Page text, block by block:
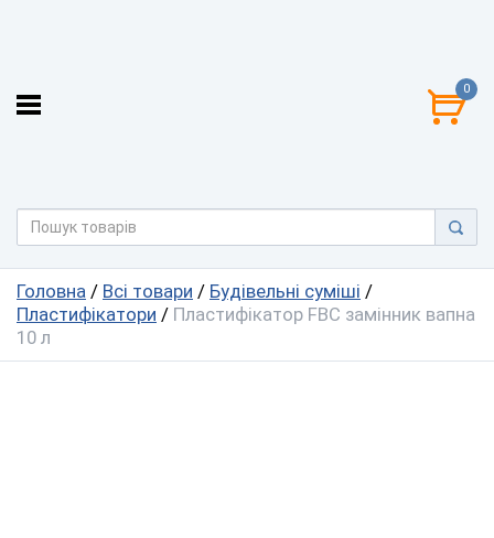
0
Головна / Всі товари / Будівельні суміші /
Пластифікатори / Пластифікатор FBC замінник вапна
10 л